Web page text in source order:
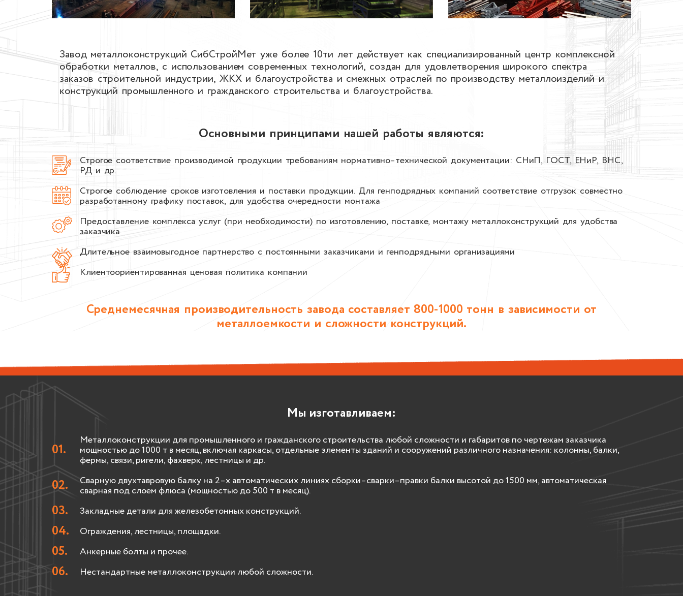
Завод металлоконструкций СибСтройМет уже более 10ти лет действует как специализированный центр комплексной
обработки металлов, с использованием современных технологий, создан для удовлетворения широкого спектра
заказов строительной индустрии, ЖКХ и благоустройства и смежных отраслей по производству металлоизделий и
конструкций промышленного и гражданского строительства и благоустройства.
Основными принципами нашей работы являются:
Строгое соответствие производимой продукции требованиям нормативно–технической документации: СНиП, ГОСТ, ЕНиР, ВНС,
РД и др.
Строгое соблюдение сроков изготовления и поставки продукции. Для генподрядных компаний соответствие отгрузок совместно
разработанному графику поставок, для удобства очередности монтажа
Предоставление комплекса услуг (при необходимости) по изготовлению, поставке, монтажу металлоконструкций для удобства
заказчика
Длительное взаимовыгодное партнерство с постоянными заказчиками и генподрядными организациями
Клиентоориентированная ценовая политика компании
Среднемесячная производительность завода составляет 800-1000 тонн в зависимости от
металлоемкости и сложности конструкций.
Мы изготавливаем:
Металлоконструкции для промышленного и гражданского строительства любой сложности и габаритов по чертежам заказчика
мощностью до 1000 т в месяц, включая каркасы, отдельные элементы зданий и сооружений различного назначения: колонны, балки,
фермы, связи, ригели, фахверк, лестницы и др.
Сварную двухтавровую балку на 2–х автоматических линиях сборки–сварки–правки балки высотой до 1500 мм, автоматическая
сварная под слоем флюса (мощностью до 500 т в месяц).
Закладные детали для железобетонных конструкций.
Ограждения, лестницы, площадки.
Анкерные болты и прочее.
Нестандартные металлоконструкции любой сложности.